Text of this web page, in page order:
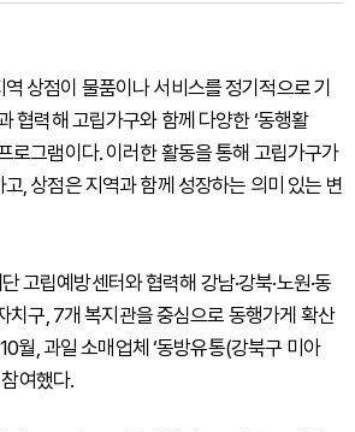
상점이 물품이나 서비스를 정기적으로 기
협력해 고립가구와 함께 다양한 ‘동행활
로그램이다. 이러한 활동을 통해 고립가구가
, 상점은 지역과 함께 성장하는 의미 있는 변
고립예방센터와 협력해 강남·강북·노원·동
치구, 7개 복지관을 중심으로 동행가게 확산
월, 과일 소매업체 ‘동방유통(강북구 미아
여했다.